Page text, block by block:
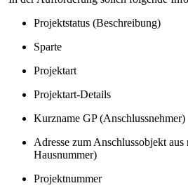
Projektstatus (Beschreibung)
Sparte
Projektart
Projektart-Details
Kurzname GP (Anschlussnehmer)
Adresse zum Anschlussobjekt
Hausnummer)
Projektnummer